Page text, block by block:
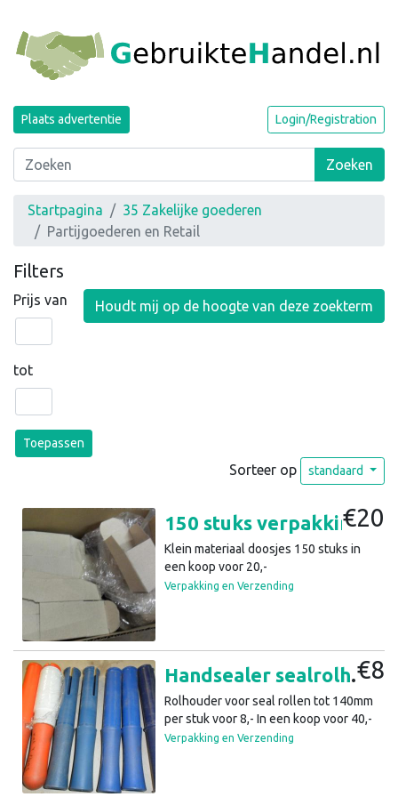
Plaats advertentie Login/Registration
Zoeken
Startpagina
35 Zakelijke goederen
Partijgoederen en Retail
Filters
Houdt mij op de hoogte van deze zoekterm
Prijs van
tot
Toepassen
Sorteer op standaard
150 stuks verpakking doosjes 40 x 30 x 50 mm (a20)44
€20
Klein materiaal doosjes 150 stuks in
een koop voor 20,-
Verpakking en Verzending
Handsealer sealrolhouder inpaksealer (a28)44
€8
Rolhouder voor seal rollen tot 140mm
per stuk voor 8,- In een koop voor 40,-
Verpakking en Verzending